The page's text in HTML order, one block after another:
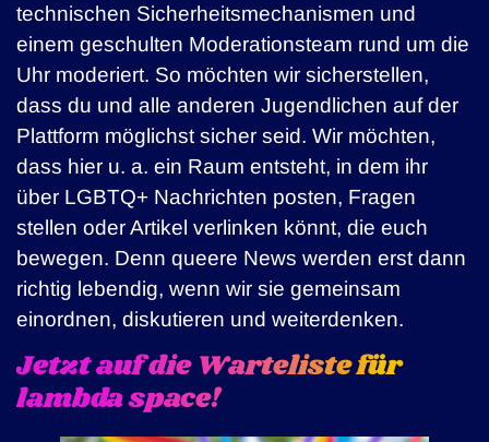
technischen Sicherheitsmechanismen und
einem geschulten Moderationsteam rund um die
Uhr moderiert. So möchten wir sicherstellen,
dass du und alle anderen Jugendlichen auf der
Plattform möglichst sicher seid. Wir möchten,
dass hier u. a. ein Raum entsteht, in dem ihr
über LGBTQ+ Nachrichten posten, Fragen
stellen oder Artikel verlinken könnt, die euch
bewegen. Denn queere News werden erst dann
richtig lebendig, wenn wir sie gemeinsam
einordnen, diskutieren und weiterdenken.
Jetzt auf die Warteliste für
lambda space!